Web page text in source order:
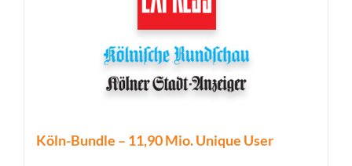
Köln-Bundle – 11,90 Mio. Unique User